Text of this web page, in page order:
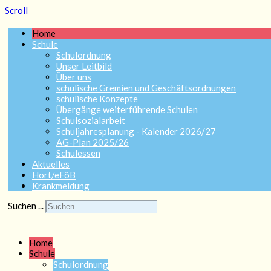
Scroll
Home
Schule
Schulordnung
Unser Leitbild
Über uns
schulische Gremien und Geschäftsordnungen
schulische Konzepte
Übergänge weiterführende Schulen
Schulsozialarbeit
Schuljahresplanung - Kalender 2026/27
AG-Plan 2025/26
Schulessen
Aktuelles
Hort/eFöB
Krankmeldung
Suchen ...
Home
Schule
Schulordnung